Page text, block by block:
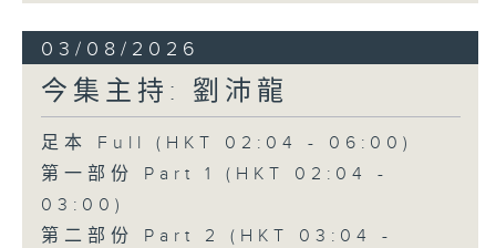
03/08/2026
今集主持: 劉沛龍
足本 Full (HKT 02:04 - 06:00)
第一部份 Part 1 (HKT 02:04 -
03:00)
第二部份 Part 2 (HKT 03:04 -